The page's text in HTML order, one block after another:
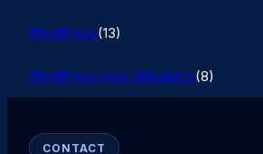
WordPress(13)
WordPress pour débutants(8)
CONTACT